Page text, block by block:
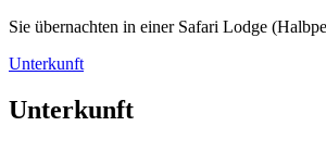
Sie übernachten in einer Safari Lodge
Unterkunft
Unterkunft